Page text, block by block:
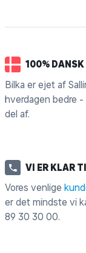
100% DANSK
Bilka er ejet af
hverdagen bedre
del af.
VI ER KLAR
Vores venlige
er det mindste vi
89 30 30 00.